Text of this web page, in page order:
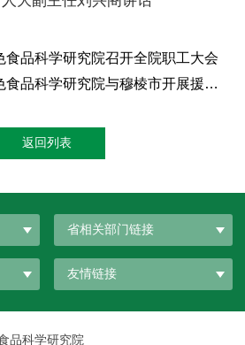
食品科学研究院召开全院职工大会
下一页： 黑龙江省绿色食品科学研究院与穆棱市开展援边合作交流
返回列表
省相关部门链接
友情链接
品科学研究院